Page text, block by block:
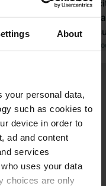
About
your personal data,
such as cookies to
device in order to
ad and content
services
uses your data
choices are only
siamo
sosta per
Carrafour
finiti
acqua,
acque
Tradotto da